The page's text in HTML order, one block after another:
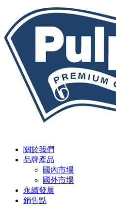
關於我們
品牌產品
國內市場
國外市場
永續發展
銷售點